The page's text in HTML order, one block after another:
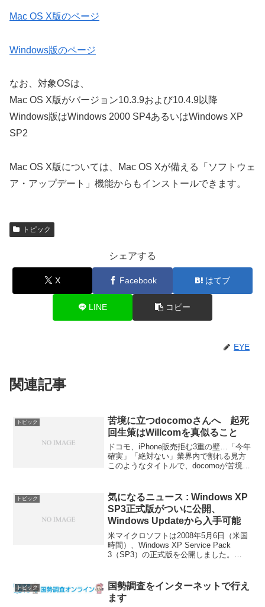
Mac OS X版のページ
Windows版のページ
なお、対象OSは、
Mac OS X版がバージョン10.3.9および10.4.9以降
Windows版はWindows 2000 SP4あるいはWindows XP
SP2
Mac OS X版については、Mac OS Xが備える「ソフトウェ
ア・アップデート」機能からもインストールできます。
トピック
シェアする
X Facebook はてブ
LINE コピー
EYE
関連記事
トピック
苦境に立つdocomoさんへ 起死
回生策はWillcomを真似ること
ドコモ、iPhone販売拒む3重の壁…「今年
確実」「絶対ない」業界内で割れる見方
このようなタイトルで、docomoが苦境に
が、機種の中にdocomoとソフトバ...
トピック
気になるニュース : Windows XP
SP3正式版がついに公開、
Windows Updateから入手可能
米マイクロソフトは2008年5月6日（米国
時間）、Windows XP Service Pack
3（SP3）の正式版を公開しました。
68...
トピック
国勢調査をインターネットで行え
ます